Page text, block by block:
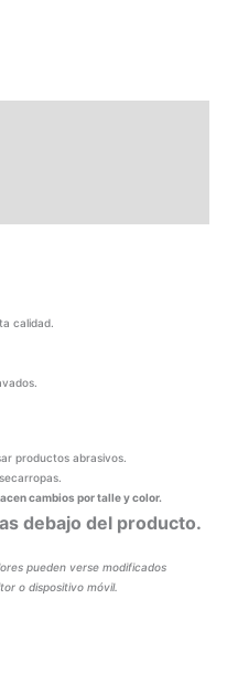
calidad.
productos abrasivos.
cambios por talle y color.
debajo del producto.
pueden verse modificados
o dispositivo móvil.